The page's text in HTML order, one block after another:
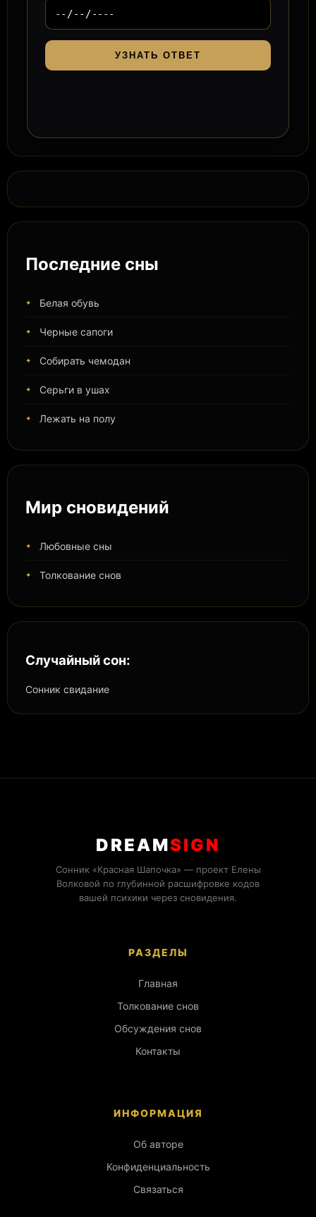
УЗНАТЬ ОТВЕТ
Последние сны
Белая обувь
Черные сапоги
Собирать чемодан
Серьги в ушах
Лежать на полу
Мир сновидений
Любовные сны
Толкование снов
Случайный сон:
Сонник свидание
DREAMSIGN
Сонник «Красная Шапочка» — проект Елены
Волковой по глубинной расшифровке кодов
вашей психики через сновидения.
РАЗДЕЛЫ
Главная
Толкование снов
Обсуждения снов
Контакты
ИНФОРМАЦИЯ
Об авторе
Конфиденциальность
Связаться